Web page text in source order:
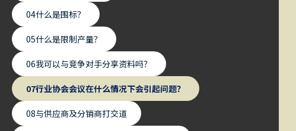
04什么是围标？
05什么是限制产量？
06我可以与竞争对手分享资料吗？
07行业协会会议在什么情况下会引起问题？
08与供应商及分销商打交道